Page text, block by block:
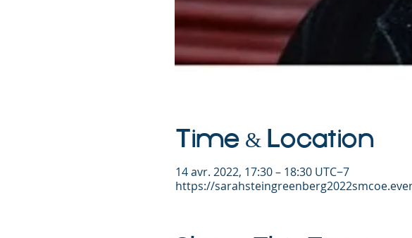
Time & Location
14 avr. 2022, 17:30 – 18:30 UTC−7
https://